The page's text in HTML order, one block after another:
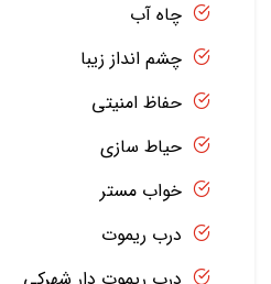
چاه آب
چشم انداز زیبا
حفاظ امنیتی
حیاط سازی
خواب مستر
درب ریموت